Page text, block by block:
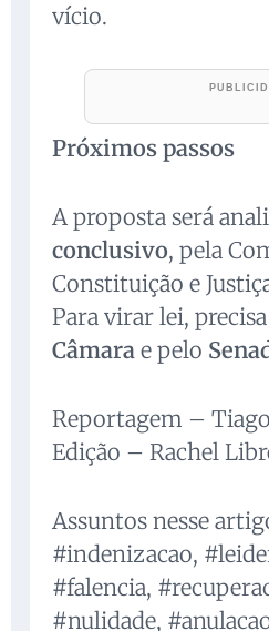
vício.
Próximos passos
A proposta será
conclusivo, pela
Constituição e
Para virar lei,
Câmara e pelo
Reportagem –
Edição – Rachel
Assuntos nesse
#indenizacao,
#falencia,
#nulidade,